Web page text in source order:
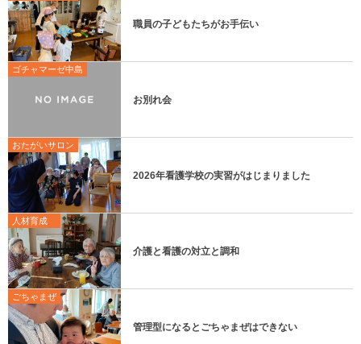
職員の子どもたちがお手伝い
ゴチャマーゼ中島
お別れ会
おたがいサロン
2026年看護学校の実習がはじまりました
人材育成
介護と看護の対立と調和
ごちゃまぜ
管理型になるとごちゃまぜはできない